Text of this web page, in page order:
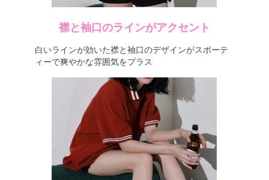
襟と袖口のラインがアクセント
白いラインが効いた襟と袖口のデザインがスポーテ
ィーで爽やかな雰囲気をプラス